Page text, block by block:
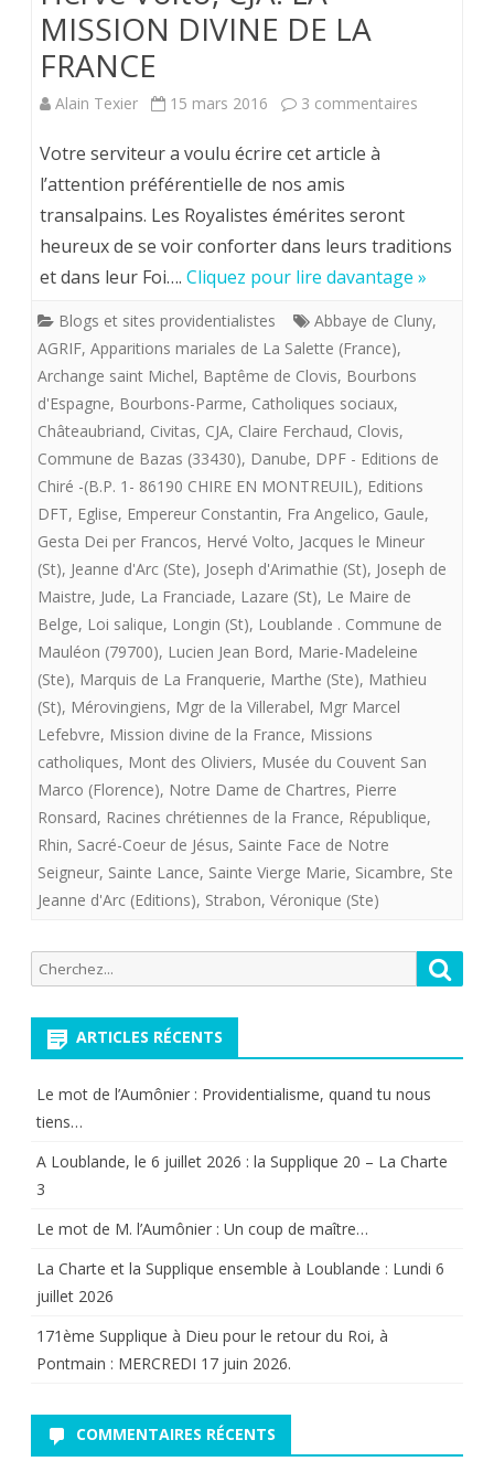
MISSION DIVINE DE LA
FRANCE
Alain Texier 15 mars 2016 3 commentaires
LA
DIVINE
FRANCE
Votre serviteur a voulu écrire cet article à
l’attention préférentielle de nos amis
transalpains. Les Royalistes émérites seront
heureux de se voir conforter dans leurs traditions
et dans leur Foi…. Cliquez pour lire davantage »
Blogs et sites providentialistes Abbaye de Cluny,
AGRIF, Apparitions mariales de La Salette (France),
Archange saint Michel, Baptême de Clovis, Bourbons
d'Espagne, Bourbons-Parme, Catholiques sociaux,
Châteaubriand, Civitas, CJA, Claire Ferchaud, Clovis,
Commune de Bazas (33430), Danube, DPF - Editions de
Chiré -(B.P. 1- 86190 CHIRE EN MONTREUIL), Editions
DFT, Eglise, Empereur Constantin, Fra Angelico, Gaule,
Gesta Dei per Francos, Hervé Volto, Jacques le Mineur
(St), Jeanne d'Arc (Ste), Joseph d'Arimathie (St), Joseph de
Maistre, Jude, La Franciade, Lazare (St), Le Maire de
Belge, Loi salique, Longin (St), Loublande . Commune de
Mauléon (79700), Lucien Jean Bord, Marie-Madeleine
(Ste), Marquis de La Franquerie, Marthe (Ste), Mathieu
(St), Mérovingiens, Mgr de la Villerabel, Mgr Marcel
Lefebvre, Mission divine de la France, Missions
catholiques, Mont des Oliviers, Musée du Couvent San
Marco (Florence), Notre Dame de Chartres, Pierre
Ronsard, Racines chrétiennes de la France, République,
Rhin, Sacré-Coeur de Jésus, Sainte Face de Notre
Seigneur, Sainte Lance, Sainte Vierge Marie, Sicambre, Ste
Jeanne d'Arc (Editions), Strabon, Véronique (Ste)
Recherche
pour:
ARTICLES RÉCENTS
Le mot de l’Aumônier : Providentialisme, quand tu nous
tiens…
A Loublande, le 6 juillet 2026 : la Supplique 20 – La Charte
3
Le mot de M. l’Aumônier : Un coup de maître…
La Charte et la Supplique ensemble à Loublande : Lundi 6
juillet 2026
171ème Supplique à Dieu pour le retour du Roi, à
Pontmain : MERCREDI 17 juin 2026.
COMMENTAIRES RÉCENTS